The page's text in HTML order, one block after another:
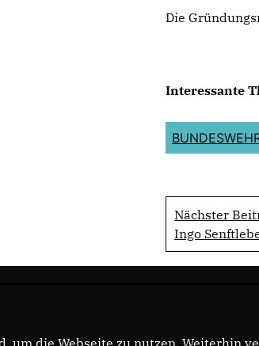
Die
Interessante
Nächster
Ingo
um die Webseite zu nutzen. Weiterhin